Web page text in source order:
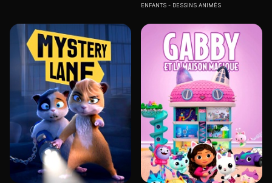
ENFANTS DESSINS ANIMÉS